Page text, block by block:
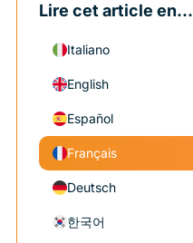
Lire cet article en...
Italiano
English
Español
Français
Deutsch
한국어